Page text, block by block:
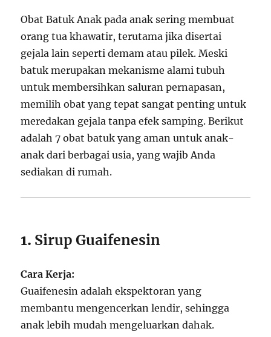
Obat Batuk Anak pada anak sering membuat
orang tua khawatir, terutama jika disertai
gejala lain seperti demam atau pilek. Meski
batuk merupakan mekanisme alami tubuh
untuk membersihkan saluran pernapasan,
memilih obat yang tepat sangat penting untuk
meredakan gejala tanpa efek samping. Berikut
adalah 7 obat batuk yang aman untuk anak-
anak dari berbagai usia, yang wajib Anda
sediakan di rumah.
1. Sirup Guaifenesin
Cara Kerja:
Guaifenesin adalah ekspektoran yang
membantu mengencerkan lendir, sehingga
anak lebih mudah mengeluarkan dahak.